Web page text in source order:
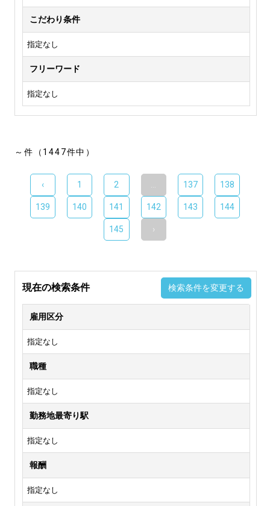
こだわり条件
指定なし
フリーワード
指定なし
～件（1447件中）
‹ 1 2 137 138
139 140 141 142 143 144
145 ›
現在の検索条件 検索条件を変更する
雇用区分
指定なし
職種
指定なし
勤務地最寄り駅
指定なし
報酬
指定なし